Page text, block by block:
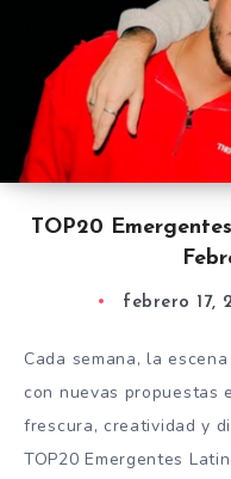
TOP20
febrero 17,
Cada semana, la
con nuevas propuestas
frescura, creatividad y
TOP20 Emergentes